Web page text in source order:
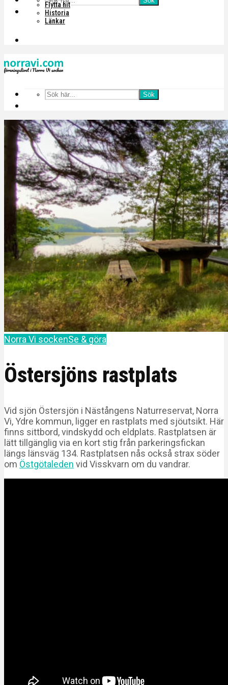
Flytta hit
Historia
Länkar
Sök
Norra Vi sockenSe & göra
Östersjöns rastplats
Vid sjön Östersjön i Nästångens Naturreservat, Norra
Vi, Ydre kommun, ligger en rastplats med sjöutsikt. Här
finns sittbord, vindskydd och eldplats. Rastplatsen är
lätt tillgänglig via en kort stig från parkeringsfickan
längs länsväg 134. Rastplatsen nås också strax söder
om Östgötaleden vid Visskvarn om du vandrar.